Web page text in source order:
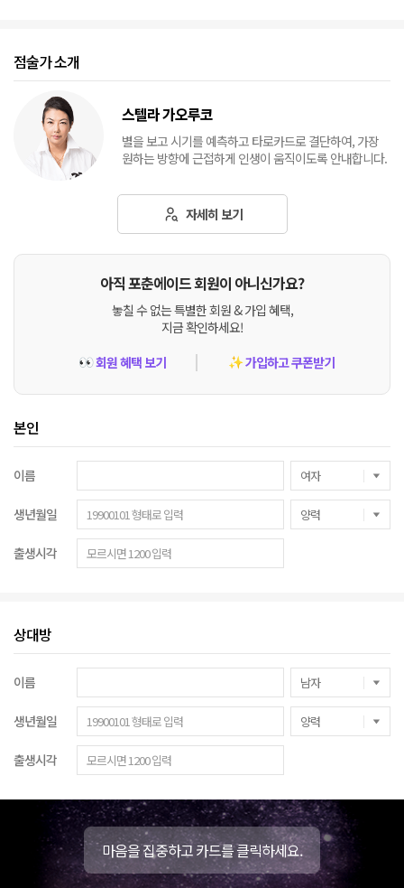
점술가 소개
스텔라 가오루코
별을 보고 시기를 예측하고 타로카드로 결단하여, 가장
원하는 방향에 근접하게 인생이 움직이도록 안내합니다.
자세히 보기
아직 포춘에이드 회원이 아니신가요?
놓칠 수 없는 특별한 회원 & 가입 혜택,
지금 확인하세요!
👀회원 혜택 보기 ✨가입하고 쿠폰받기
본인
이름
생년월일
출생시각
상대방
이름
생년월일
출생시각
마음을 집중하고 카드를 클릭하세요.